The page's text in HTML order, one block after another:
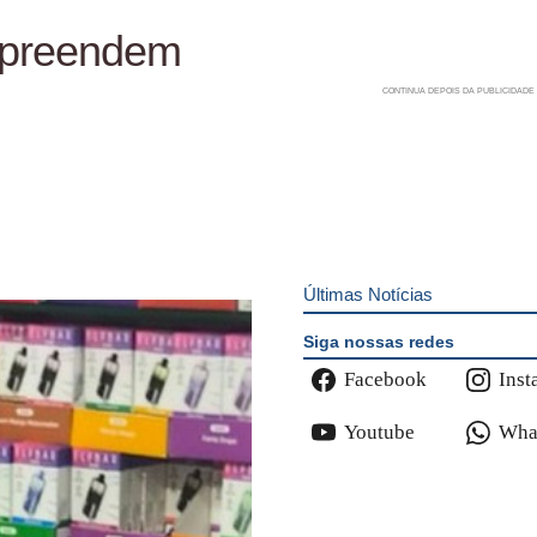
Últimas Notícias
Siga nossas redes
Facebook
Youtube